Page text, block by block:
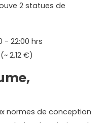
2 statues de
- 22:00 hrs
2,12 €)
normes de conception